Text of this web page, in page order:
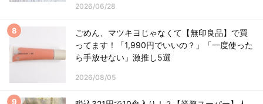
2026/06/28
ごめん、マツキヨじゃなくて【無印良品】で買
ってます！「1,990円でいいの？」「一度使った
ら手放せない」激推し5選
2026/08/05